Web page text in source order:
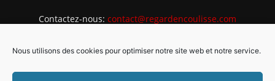
Nous utilisons des cookies pour optimiser notre site web et notre service.
Contactez-nous: contact@regardencoulisse.com